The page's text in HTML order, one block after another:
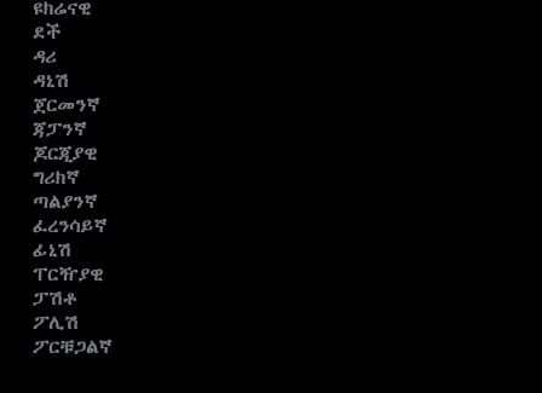
ዩክሬናዊ
ደች
ዳሪ
ዳኒሽ
ጀርመንኛ
ጃፓንኛ
ጆርጂያዊ
ግሪክኛ
ጣልያንኛ
ፈረንሳይኛ
ፊኒሽ
ፐርዥያዊ
ፓሽቶ
ፖሊሽ
ፖርቹጋልኛ